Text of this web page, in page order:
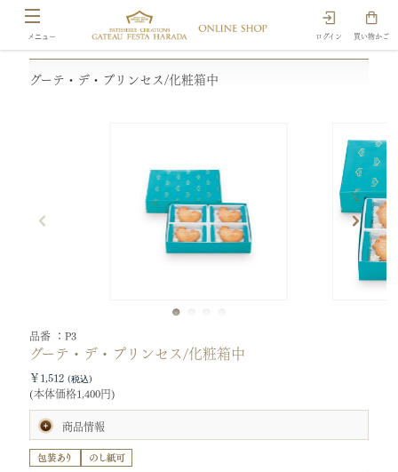
ログイン 買い物かご
グーテ・デ・プリンセス/化粧箱中
グーテ・デ・プリンセス/化粧箱中
￥1,512
(本体価格1,400円)
品番 P3
商品情報
賞味期限:製造日より60日
(お届けの商品は、賞味期間の半分以上を有したものです。)